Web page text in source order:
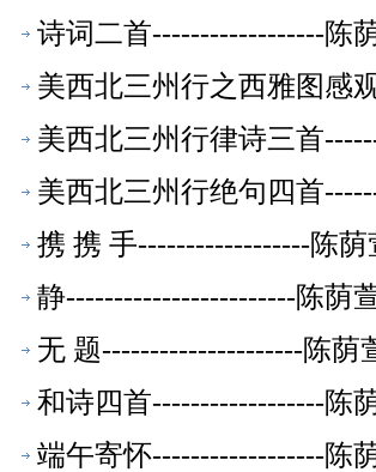
诗词二首------------------陈
美西北三州行之西雅图感
美西北三州行律诗三首
美西北三州行绝句四首
携 携 手------------------陈
静------------------------陈荫
无 题---------------------陈荫
和诗四首------------------陈
端午寄怀------------------陈